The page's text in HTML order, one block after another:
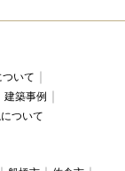
いて
建築事例
について